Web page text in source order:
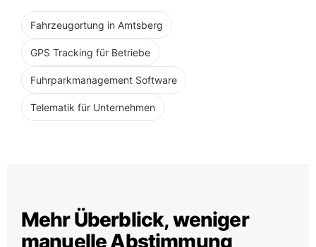
Fahrzeugortung in Amtsberg
GPS Tracking für Betriebe
Fuhrparkmanagement Software
Telematik für Unternehmen
Mehr Überblick, weniger
manuelle Abstimmung